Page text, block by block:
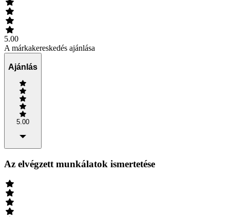
5.00
A márkakereskedés ajánlása
Ajánlás
5.00
Az elvégzett munkálatok ismertetése